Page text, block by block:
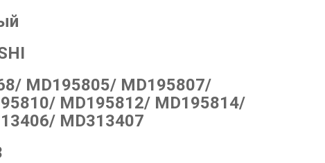
MD195805/ MD195807/
MD195812/ MD195814/
MD313407